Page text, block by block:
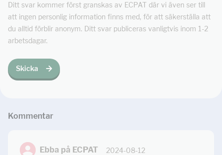
Ditt svar kommer först granskas av ECPAT där vi även ser till
att ingen personlig information finns med, för att säkerställa att
du alltid förblir anonym. Ditt svar publiceras vanligtvis inom 1-2
arbetsdagar.
Skicka
Kommentar
Ebba på ECPAT 2024-08-12